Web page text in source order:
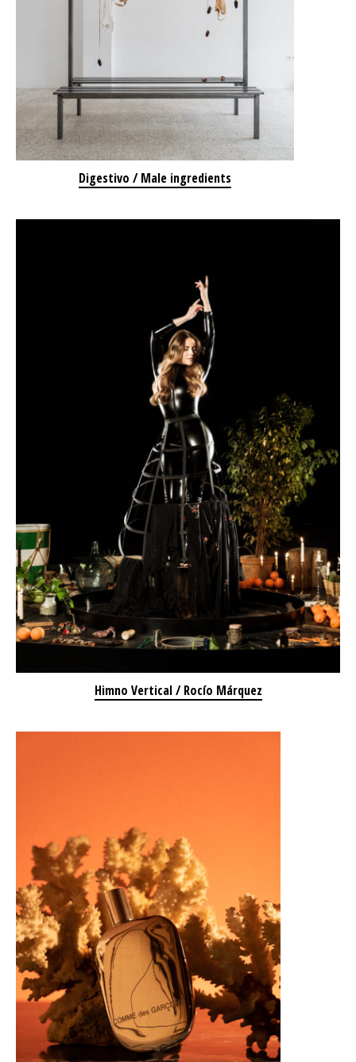
Digestivo / Male ingredients
Himno Vertical / Rocío Márquez